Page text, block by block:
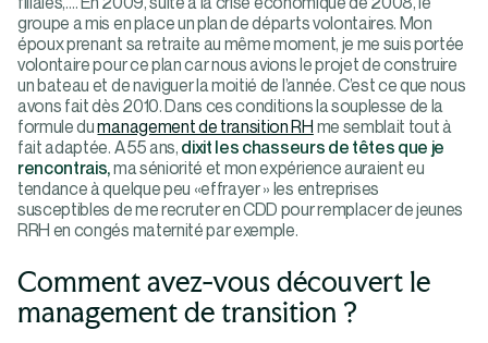
groupe a mis en place un plan de départs volontaires. Mon
époux prenant sa retraite au même moment, je me suis portée
volontaire pour ce plan car nous avions le projet de construire
un bateau et de naviguer la moitié de l’année. C’est ce que nous
avons fait dès 2010. Dans ces conditions la souplesse de la
formule dumanagement de transition RH me semblait tout à
fait adaptée. A 55 ans, dixit les chasseurs de têtes que je
rencontrais,ma séniorité et mon expérience auraient eu
tendance à quelque peu «effrayer » les entreprises
susceptibles de me recruter en CDD pour remplacer de jeunes
RRH en congés maternité par exemple.
Comment avez-vous découvert le
management de transition ?